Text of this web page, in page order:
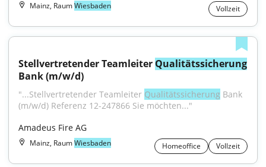
Mainz, RaumWiesbaden Vollzeit
Stellvertretender Teamleiter Qualitätssicherung
Bank (m/w/d)
"...Stellvertretender Teamleiter Qualitätssicherung Bank
(m/w/d) Referenz 12-247866 Sie möchten..."
Amadeus Fire AG
Mainz, RaumWiesbaden Homeoffice Vollzeit